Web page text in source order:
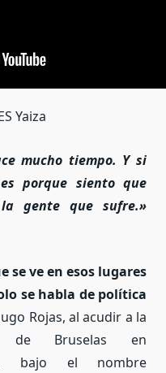
Yaiza
mucho tiempo. Y si
porque siento que
gente que sufre.»
se ve en esos lugares
se habla de política
Rojas, al acudir a la
de Bruselas en
bajo el nombre